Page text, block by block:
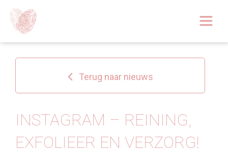
Over
Huidoplossingen
Behandelingen
Tarieven 2026
Terug naar nieuws
INSTAGRAM – REINING,
EXFOLIEER EN VERZORG!